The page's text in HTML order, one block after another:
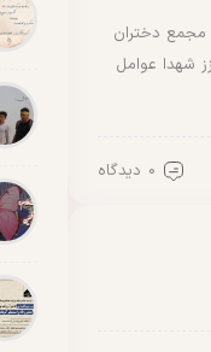
مجمع دختران
شهدا عوامل
0 دیدگاه